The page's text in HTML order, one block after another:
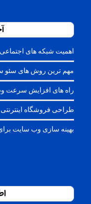
اهمیت شبکه های
مهم ترین روش های سئو
راه های افزایش سرعت
طراحی فروشگاه اینترنتی
بهینه سازی وب سایت